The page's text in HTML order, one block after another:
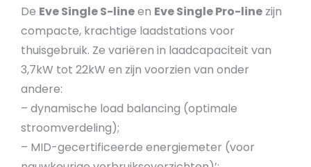
De Eve Single S-lineen Eve Single Pro-line zijn
compacte, krachtige laadstations voor
thuisgebruik. Ze variëren in laadcapaciteit van
3,7kW tot 22kW en zijn voorzien van onder
andere:
– dynamische load balancing (optimale
stroomverdeling);
– MID-gecertificeerde energiemeter (voor